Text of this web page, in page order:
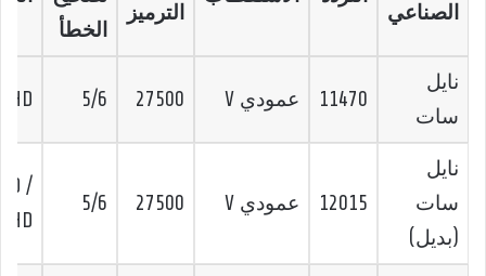
الصناعي الترميز
الخطأ
نايل
سات
11470 عمودي V 27500
5/6
HD
نايل
سات
(بديل)
12015 عمودي V 27500
5/6
SD /
HD